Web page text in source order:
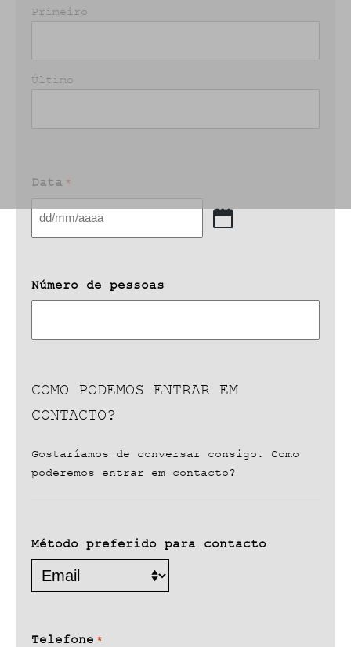
Primeiro
Último
Data *
DD
barra
AAAA
Número de pessoas
COMO PODEMOS ENTRAR EM
CONTACTO?
Gostaríamos de conversar consigo. Como
poderemos entrar em contacto?
Método preferido para contacto
Telefone *